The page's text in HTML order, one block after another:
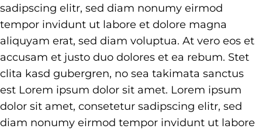
sadipscing elitr, sed diam nonumy eirmod
tempor invidunt ut labore et dolore magna
aliquyam erat, sed diam voluptua. At vero eos et
accusam et justo duo dolores et ea rebum. Stet
clita kasd gubergren, no sea takimata sanctus
est Lorem ipsum dolor sit amet. Lorem ipsum
dolor sit amet, consetetur sadipscing elitr, sed
diam nonumy eirmod tempor invidunt ut labore